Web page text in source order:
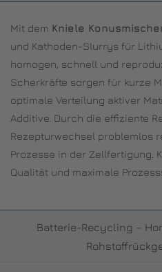
Mit dem Kniele Konusmischer
und Kathoden-Slurrys für
homogen, schnell und
Scherkräfte sorgen für kurze
optimale Verteilung aktiver
Additive. Durch die effiziente
Rezepturwechsel problemlos
Prozesse in der Zellfertigung.
Qualität und maximale
Batterie-Recycling –